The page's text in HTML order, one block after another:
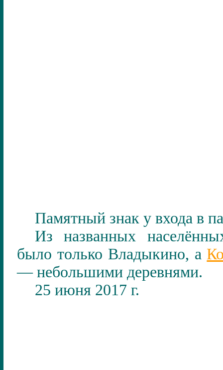
Памятный знак у входа в
Из названных
было только Владыкино, а
— небольшими деревнями.
25 июня 2017 г.